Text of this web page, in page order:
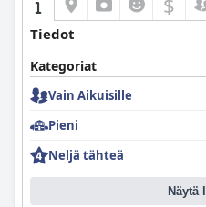
Tiedot
Kategoriat
Vain Aikuisille
Pieni
Neljä tähteä
Näytä